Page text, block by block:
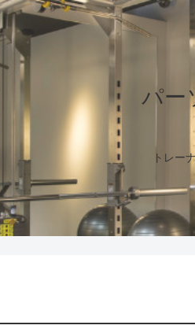
パー
トレー